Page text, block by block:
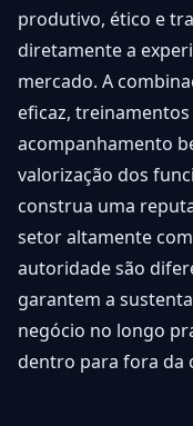
produtivo, ético e
diretamente a
mercado. A
eficaz,
acompanhamento
valorização dos
construa uma
setor altamente
autoridade são
garantem a
negócio no longo
dentro para fora da